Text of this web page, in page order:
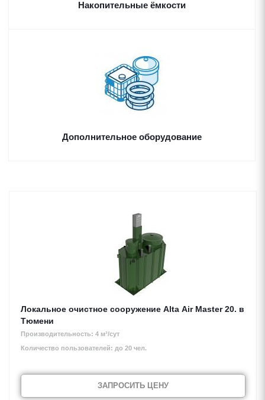
Накопительные ёмкости
Дополнительное оборудование
Локальное очистное сооружение Alta Air Master 20. в
Тюмени
Производительность: 4 м³/сут
Количество пользователей: до 20 чел.
ЗАПРОСИТЬ ЦЕНУ